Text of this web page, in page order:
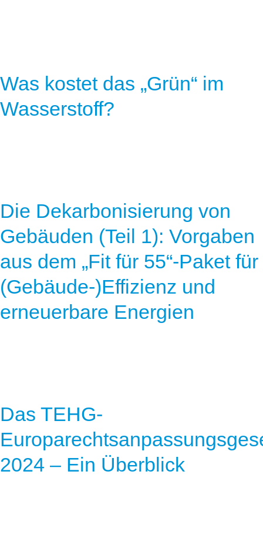
Was kostet das „Grün“ im
Wasserstoff?
Die Dekarbonisierung von
Gebäuden (Teil 1): Vorgaben
aus dem „Fit für 55“-Paket für
(Gebäude-)Effizienz und
erneuerbare Energien
Das TEHG-
2024 – Ein Überblick